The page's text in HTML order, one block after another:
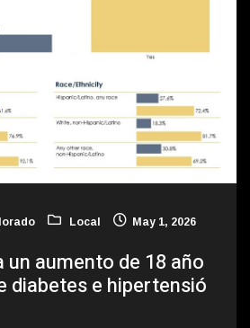
Local May 1, 2026
un aumento de 18 año
diabetes e hipertensió